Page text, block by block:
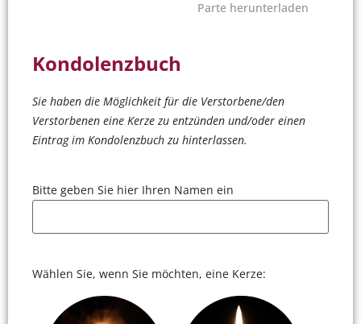
Parte herunterladen
Kondolenzbuch
Sie haben die Möglichkeit für die Verstorbene/den
Verstorbenen eine Kerze zu entzünden und/oder einen
Eintrag im Kondolenzbuch zu hinterlassen.
Bitte geben Sie hier Ihren Namen ein
Wählen Sie, wenn Sie möchten, eine Kerze: